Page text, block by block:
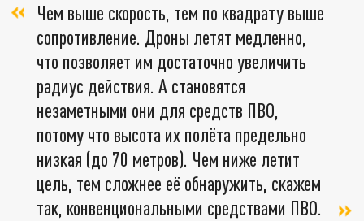
Чем выше скорость, тем по квадрату выше
сопротивление. Дроны летят медленно,
что позволяет им достаточно увеличить
радиус действия. А становятся
незаметными они для средств ПВО,
потому что высота их полёта предельно
низкая (до 70 метров). Чем ниже летит
цель, тем сложнее её обнаружить, скажем
так, конвенциональными средствами ПВО.